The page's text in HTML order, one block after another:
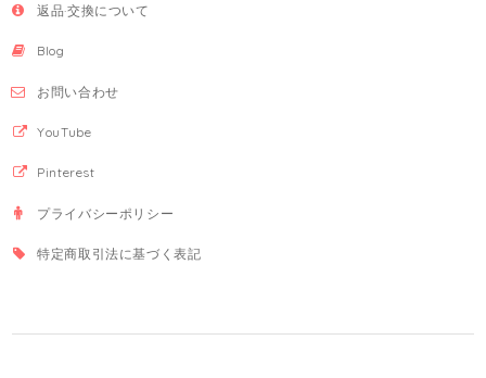
返品·交換について
Blog
お問い合わせ
YouTube
Pinterest
プライバシーポリシー
特定商取引法に基づく表記